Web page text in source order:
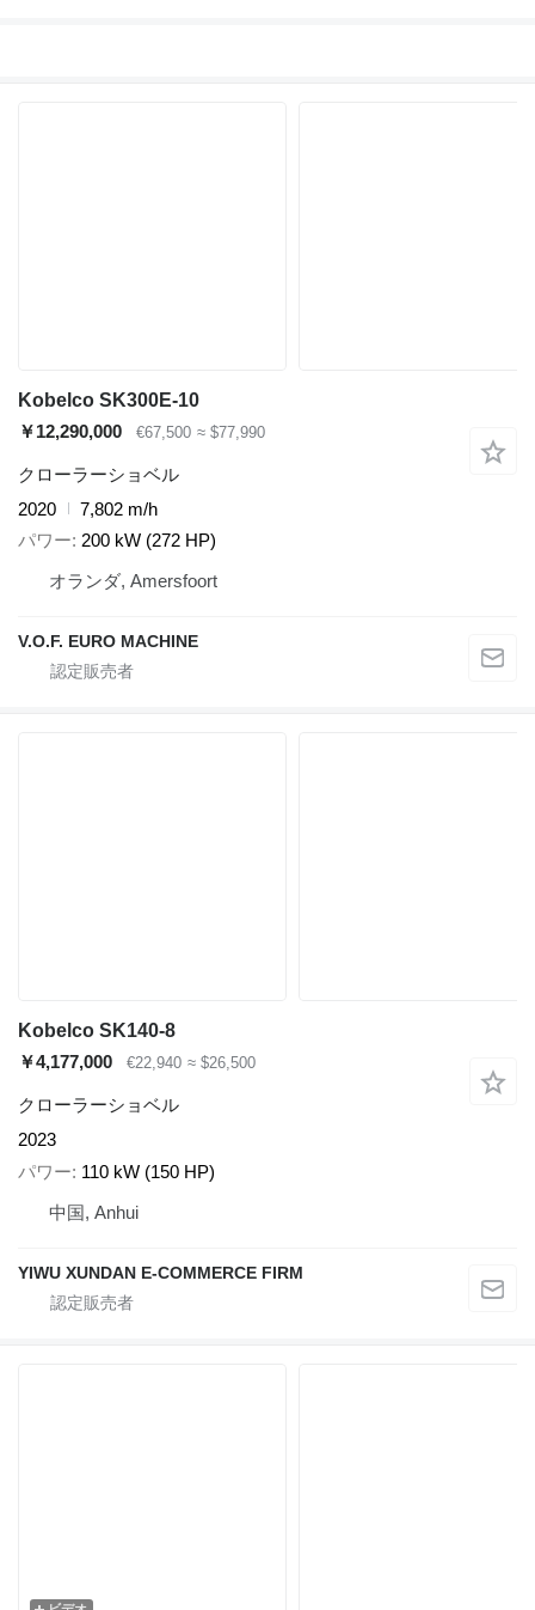
Kobelco SK300E-10
￥12,290,000
€67,500 ≈ $77,990
クローラーショベル
2020
7,802 m/h
パワー 200 kW (272 HP)
オランダ, Amersfoort
V.O.F. EURO MACHINE
Kobelco SK140-8
￥4,177,000
€22,940 ≈ $26,500
クローラーショベル
2023
パワー 110 kW (150 HP)
中国, Anhui
YIWU XUNDAN E-COMMERCE FIRM